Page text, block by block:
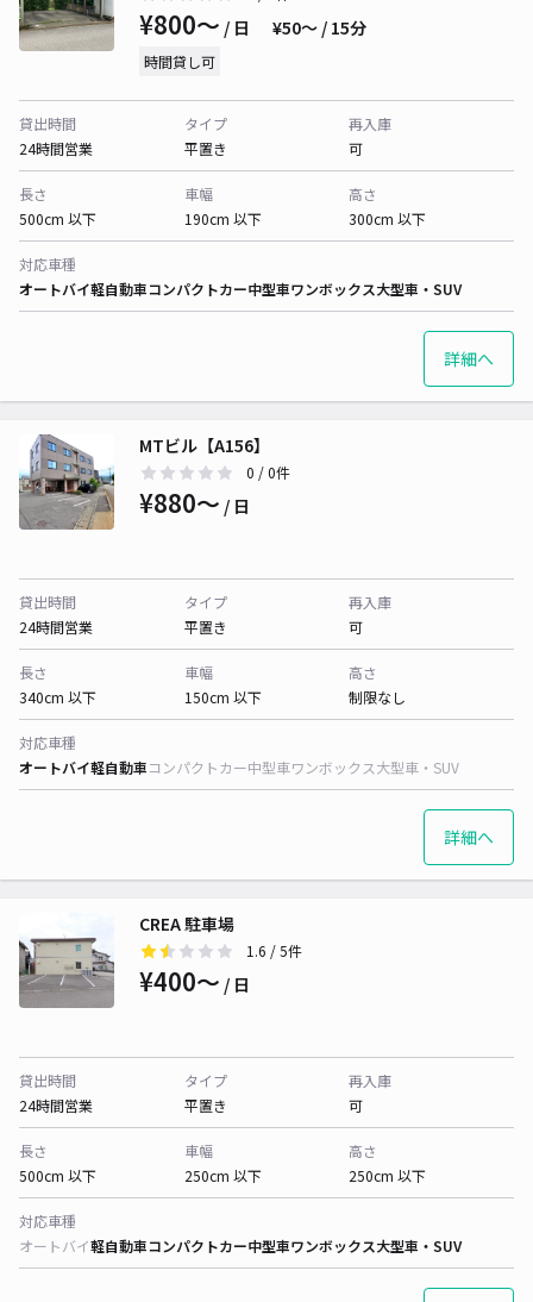
¥800〜 / 日 ¥50〜 / 15分
時間貸し可
貸出時間
24時間営業
タイプ
平置き
再入庫
可
長さ
500cm 以下
車幅
190cm 以下
高さ
300cm 以下
対応車種
オートバイ軽自動車コンパクトカー中型車ワンボックス大型車・SUV
詳細へ
MTビル【A156】
0 / 0件
¥880〜 / 日
貸出時間
24時間営業
タイプ
平置き
再入庫
可
長さ
340cm 以下
車幅
150cm 以下
高さ
制限なし
対応車種
オートバイ軽自動車コンパクトカー中型車ワンボックス大型車・SUV
詳細へ
CREA 駐車場
1.6 / 5件
¥400〜 / 日
貸出時間
24時間営業
タイプ
平置き
再入庫
可
長さ
500cm 以下
車幅
250cm 以下
高さ
250cm 以下
対応車種
オートバイ軽自動車コンパクトカー中型車ワンボックス大型車・SUV